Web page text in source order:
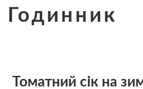
Годинник
Томатний сік на